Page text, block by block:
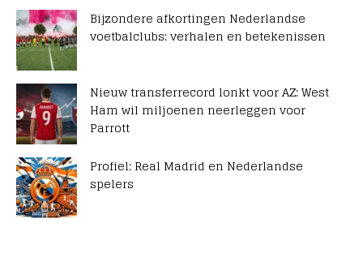
Bijzondere afkortingen Nederlandse
voetbalclubs: verhalen en betekenissen
Nieuw transferrecord lonkt voor AZ: West
Ham wil miljoenen neerleggen voor
Parrott
Profiel: Real Madrid en Nederlandse
spelers